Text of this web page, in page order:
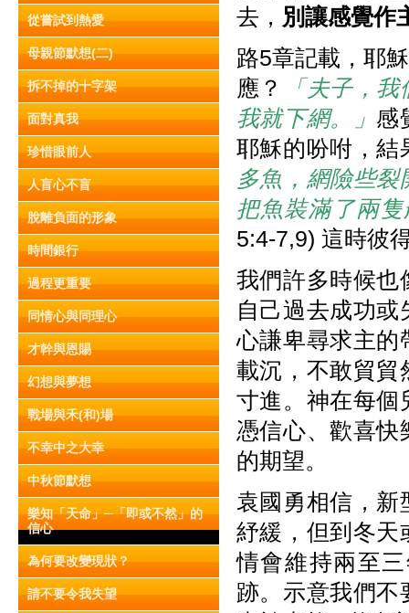
從嘗試到熱愛
母親節默想(二)
拆不掉的十字架
面對真我
珍惜眼前人
人盲心不盲
脫離負面的形象
時間銀行
過程更重要
同情心與同理心
才幹與恩賜
幻想與夢想
戰場與禾(和)場
不幸中之大幸
中秋節默想
樂知「天命」─「即或不然」的
信心
為何要改變現狀？
請不要令我失望
去， 別讓感覺作
路5章記載，耶
應？
「夫子，
我就下網。」 感
耶穌的吩咐，結
多魚，網險些
把魚裝滿了兩
5:4-7,9) 這時彼
我們許多時候也
自己過去成功
心謙卑尋求主的
載沉，不敢貿貿
寸進。神在每個
憑信心、歡喜快
的期望。
袁國勇相信，新
紓緩，但到冬天
情會維持兩至
跡。示意我們不